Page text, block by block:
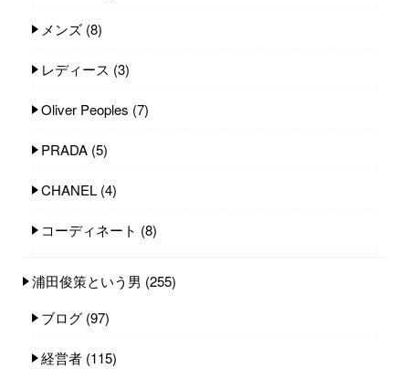
メンズ (8)
レディース (3)
Oliver Peoples (7)
PRADA (5)
CHANEL (4)
コーディネート (8)
浦田俊策という男 (255)
ブログ (97)
経営者 (115)